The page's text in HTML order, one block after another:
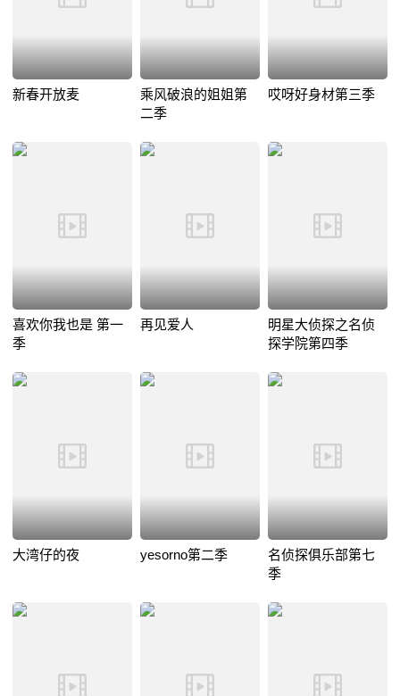
新春开放麦
乘风破浪的姐姐第
二季
哎呀好身材第三季
喜欢你我也是 第一
季
再见爱人
明星大侦探之名侦
探学院第四季
大湾仔的夜 yesorno第二季
名侦探俱乐部第七
季